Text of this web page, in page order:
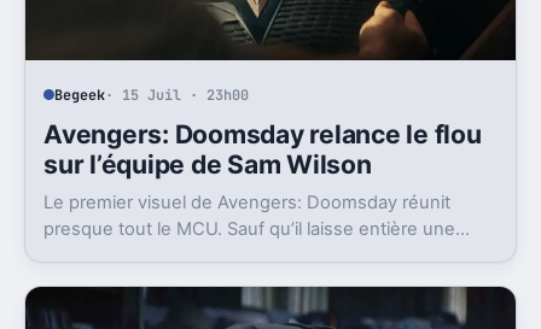
Begeek· 15 Juil · 23h00
Avengers: Doomsday relance le flou
sur l’équipe de Sam Wilson
Le premier visuel de Avengers: Doomsday réunit
presque tout le MCU. Sauf qu’il laisse entière une
Wilson ?